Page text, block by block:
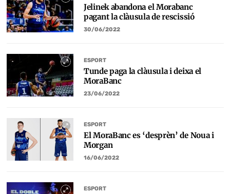
Jelinek abandona el Morabanc
pagant la clàusula de rescissió
30/06/2022
ESPORT
Tunde paga la clàusula i deixa el
MoraBanc
23/06/2022
ESPORT
El MoraBanc es ‘desprèn’ de Noua i
Morgan
16/06/2022
ESPORT